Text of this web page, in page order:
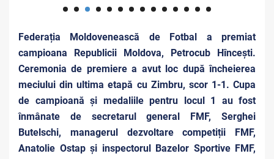
Federația Moldovenească de Fotbal a premiat
campioana Republicii Moldova, Petrocub Hîncești.
Ceremonia de premiere a avut loc după încheierea
meciului din ultima etapă cu Zimbru, scor 1-1. Cupa
de campioană și medaliile pentru locul 1 au fost
înmânate de secretarul general FMF, Serghei
Butelschi, managerul dezvoltare competiții FMF,
Anatolie Ostap și inspectorul Bazelor Sportive FMF,